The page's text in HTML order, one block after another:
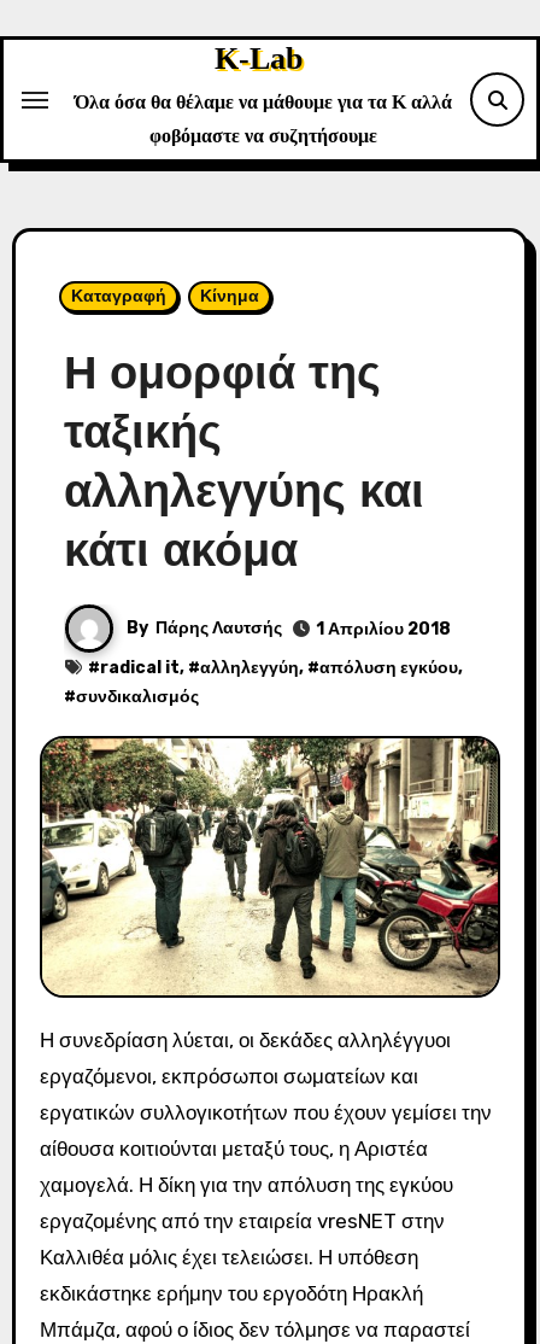
K-Lab
Όλα όσα θα θέλαμε να μάθουμε για τα Κ αλλά
φοβόμαστε να συζητήσουμε
Καταγραφή Κίνημα
Η ομορφιά της
ταξικής
αλληλεγγύης και
κάτι ακόμα
By Πάρης Λαυτσής
1 Απριλίου 2018
#radical it, #αλληλεγγύη, #απόλυση εγκύου,
#συνδικαλισμός
Η συνεδρίαση λύεται, οι δεκάδες αλληλέγγυοι
εργαζόμενοι, εκπρόσωποι σωματείων και
εργατικών συλλογικοτήτων που έχουν γεμίσει την
αίθουσα κοιτιούνται μεταξύ τους, η Αριστέα
χαμογελά. Η δίκη για την απόλυση της εγκύου
εργαζομένης από την εταιρεία vresNET στην
Καλλιθέα μόλις έχει τελειώσει. Η υπόθεση
εκδικάστηκε ερήμην του εργοδότη Ηρακλή
Μπάμζα, αφού ο ίδιος δεν τόλμησε να παραστεί